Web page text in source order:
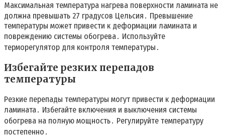
Максимальная температура нагрева поверхности ламината не
должна превышать 27 градусов Цельсия․ Превышение
температуры может привести к деформации ламината и
повреждению системы обогрева․ Используйте
терморегулятор для контроля температуры․
Избегайте резких перепадов
температуры
Резкие перепады температуры могут привести к деформации
ламината․ Избегайте включения и выключения системы
обогрева на полную мощность․ Регулируйте температуру
постепенно․